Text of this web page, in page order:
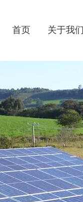
首页 关于我们